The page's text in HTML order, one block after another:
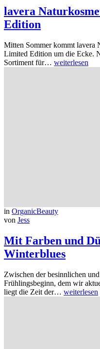
lavera
Edition
Mitten Sommer kommt lavera
Limited Edition um die Ecke.
Sortiment für… weiterlesen
in OrganicBeauty
von Jess
Mit Farben und
Winterblues
Zwischen der besinnlichen
Frühlingsbeginn, dem wir
liegt die Zeit der… weiterlesen